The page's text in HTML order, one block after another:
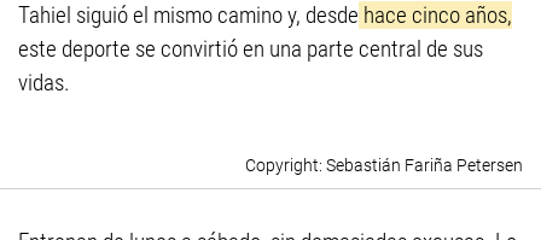
Tahiel siguió el mismo camino y, desde hace cinco años,
este deporte se convirtió en una parte central de sus
vidas.
Sebastián Fariña Petersen